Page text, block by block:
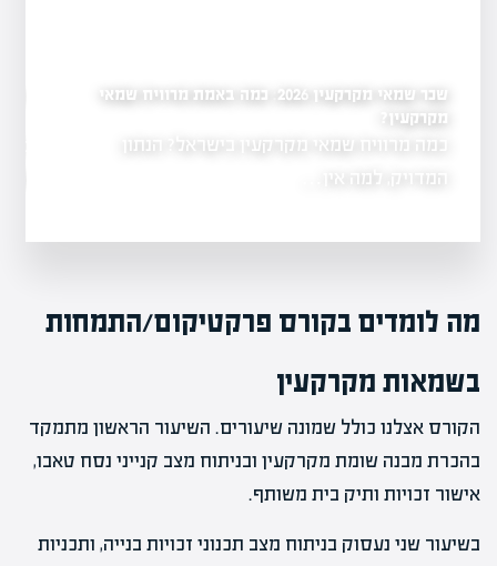
מקרקעין לשנת
למועד
שכר שמאי מקרקעין 2026: כמה באמת מרוויח שמאי
מקרקעין?
כמה מרוויח שמאי מקרקעין בישראל? הנתון
המדויק, למה אין…
כמה שמאי מקרקעין יש
מה לומדים בקורס פרקטיקום/התמחות
בשמאות מקרקעין
הקורס אצלנו כולל שמונה שיעורים. השיעור הראשון מתמקד
בהכרת מבנה שומת מקרקעין ובניתוח מצב קנייני נסח טאבו,
אישור זכויות ותיק בית משותף.
בשיעור שני נעסוק בניתוח מצב תכנוני זכויות בנייה, ותכניות